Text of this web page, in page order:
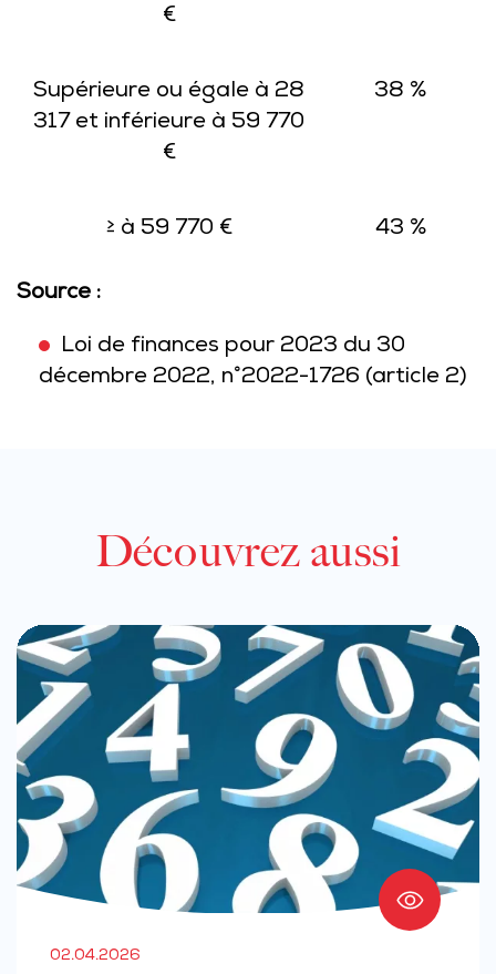
€
Supérieure ou égale à 28
317 et inférieure à 59 770
€
38 %
≥ à 59 770 € 43 %
Source :
Loi de finances pour 2023 du 30
décembre 2022, n°2022-1726 (article 2)
Découvrez aussi
02.04.2026